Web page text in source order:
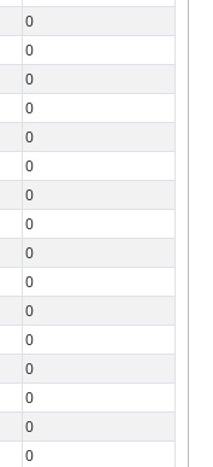
0
0
0
0
0
0
0
0
0
0
0
0
0
0
0
0